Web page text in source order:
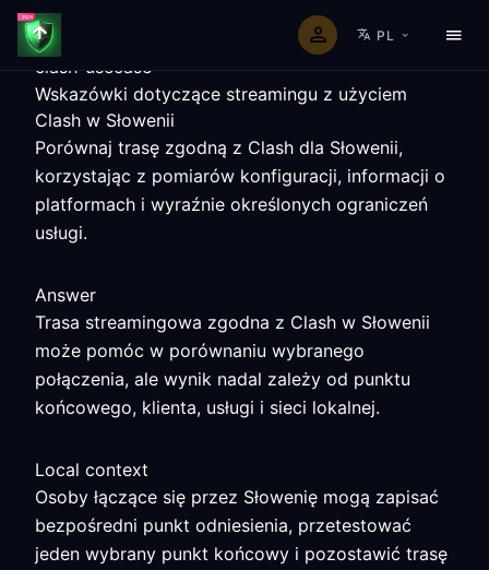
PL
clash-usecase
Wskazówki dotyczące streamingu z użyciem
Clash w Słowenii
Porównaj trasę zgodną z Clash dla Słowenii,
korzystając z pomiarów konfiguracji, informacji o
platformach i wyraźnie określonych ograniczeń
usługi.
Answer
Trasa streamingowa zgodna z Clash w Słowenii
może pomóc w porównaniu wybranego
połączenia, ale wynik nadal zależy od punktu
końcowego, klienta, usługi i sieci lokalnej.
Local context
Osoby łączące się przez Słowenię mogą zapisać
bezpośredni punkt odniesienia, przetestować
jeden wybrany punkt końcowy i pozostawić trasę